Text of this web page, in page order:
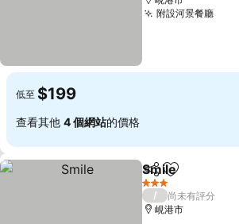
附設河景餐廳
低至 $199
查看其他 4 個網站的價格
分享 加入我的最愛
Smile
3 星級
/
尚未有評分
峴港市